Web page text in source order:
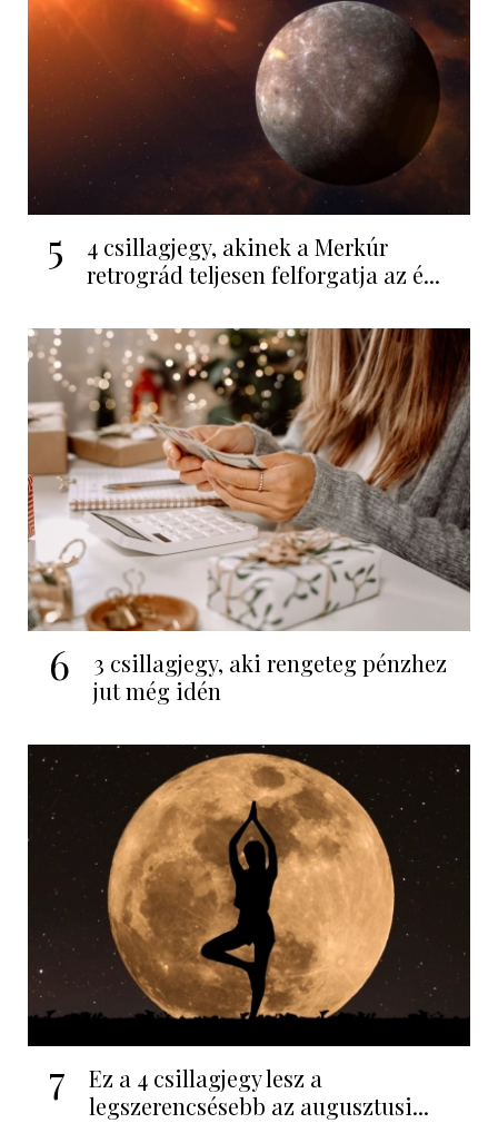
5
4 csillagjegy, akinek a Merkúr
retrográd teljesen felforgatja az é...
6
3 csillagjegy, aki rengeteg pénzhez
jut még idén
7
Ez a 4 csillagjegy lesz a
legszerencsésebb az augusztusi...